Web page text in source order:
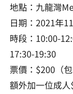
地點：九龍灣
日期：2021年
時段：10:00-
17:30-19:30
票價：$200（
額外加一位成